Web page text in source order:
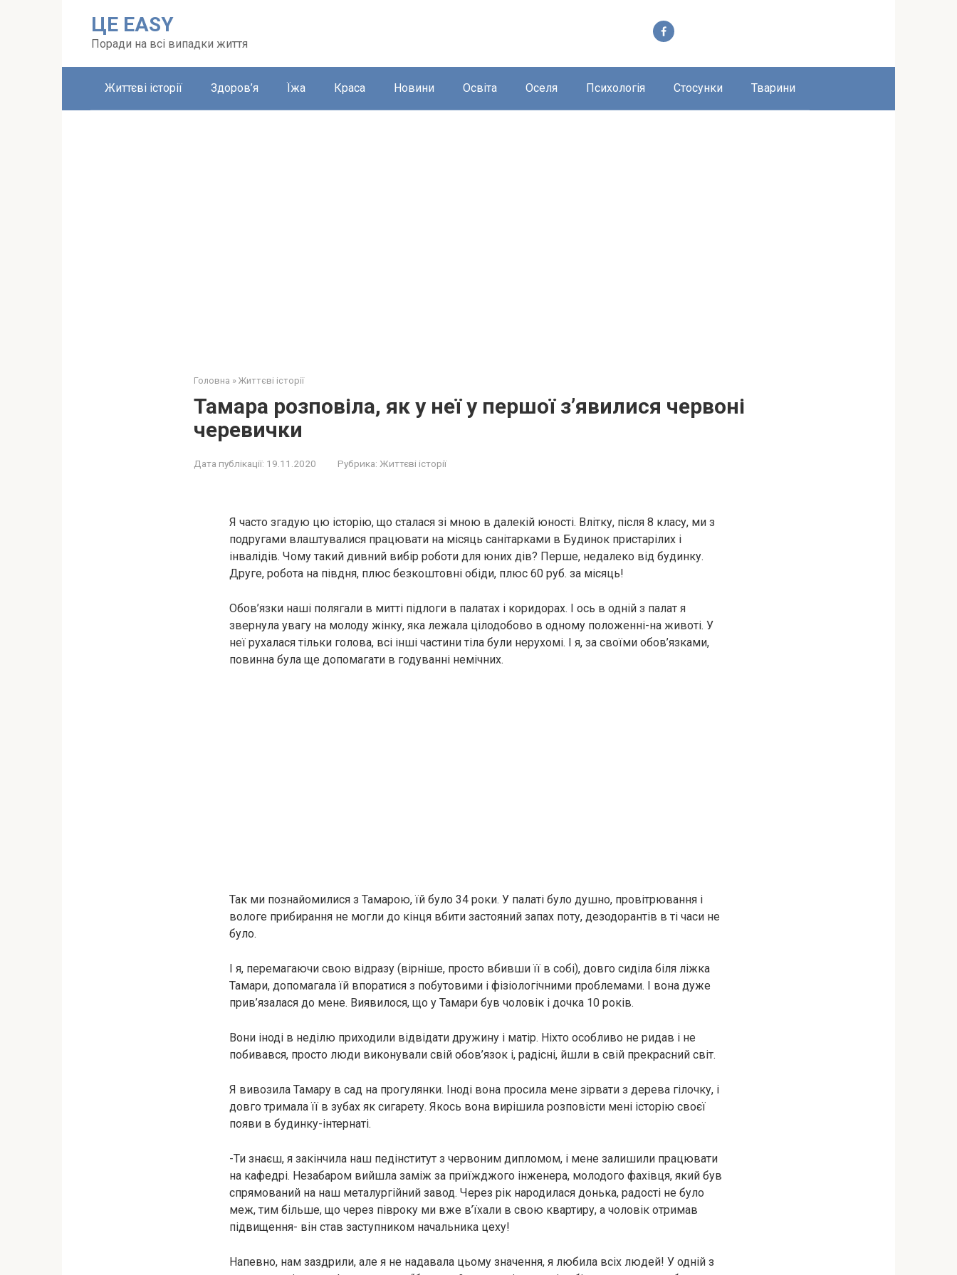
ЦЕ EASY
Поради на всі випадки життя
Життєві історії Здоров’я Їжа Краса Новини Освіта Оселя Психологія Стосунки Тварини
Головна » Життєві історії
Тамара розповіла, як у неї у першої з’явилися червоні
черевички
Дата публікації: 19.11.2020 Рубрика: Життєві історії
Я часто згадую цю історію, що сталася зі мною в далекій юності. Влітку, після 8 класу, ми з
подругами влаштувалися працювати на місяць санітарками в Будинок пристарілих і
інвалідів. Чому такий дивний вибір роботи для юних дів? Перше, недалеко від будинку.
Друге, робота на півдня, плюс безкоштовні обіди, плюс 60 руб. за місяць!
Обов’язки наші полягали в митті підлоги в палатах і коридорах. І ось в одній з палат я
звернула увагу на молоду жінку, яка лежала цілодобово в одному положенні-на животі. У
неї рухалася тільки голова, всі інші частини тіла були нерухомі. І я, за своїми обов’язками,
повинна була ще допомагати в годуванні немічних.
Так ми познайомилися з Тамарою, їй було 34 роки. У палаті було душно, провітрювання і
вологе прибирання не могли до кінця вбити застояний запах поту, дезодорантів в ті часи не
було.
І я, перемагаючи свою відразу (вірніше, просто вбивши її в собі), довго сиділа біля ліжка
Тамари, допомагала їй впоратися з побутовими і фізіологічними проблемами. І вона дуже
прив’язалася до мене. Виявилося, що у Тамари був чоловік і дочка 10 років.
Вони іноді в неділю приходили відвідати дружину і матір. Ніхто особливо не ридав і не
побивався, просто люди виконували свій обов’язок і, радісні, йшли в свій прекрасний світ.
Я вивозила Тамару в сад на прогулянки. Іноді вона просила мене зірвати з дерева гілочку, і
довго тримала її в зубах як сигарету. Якось вона вирішила розповісти мені історію своєї
появи в будинку-інтернаті.
-Ти знаєш, я закінчила наш педінститут з червоним дипломом, і мене залишили працювати
на кафедрі. Незабаром вийшла заміж за приїжджого інженера, молодого фахівця, який був
спрямований на наш металургійний завод. Через рік народилася донька, радості не було
меж, тим більше, що через півроку ми вже в’їхали в свою квартиру, а чоловік отримав
підвищення- він став заступником начальника цеху!
Напевно, нам заздрили, але я не надавала цьому значення, я любила всіх людей! У одній з